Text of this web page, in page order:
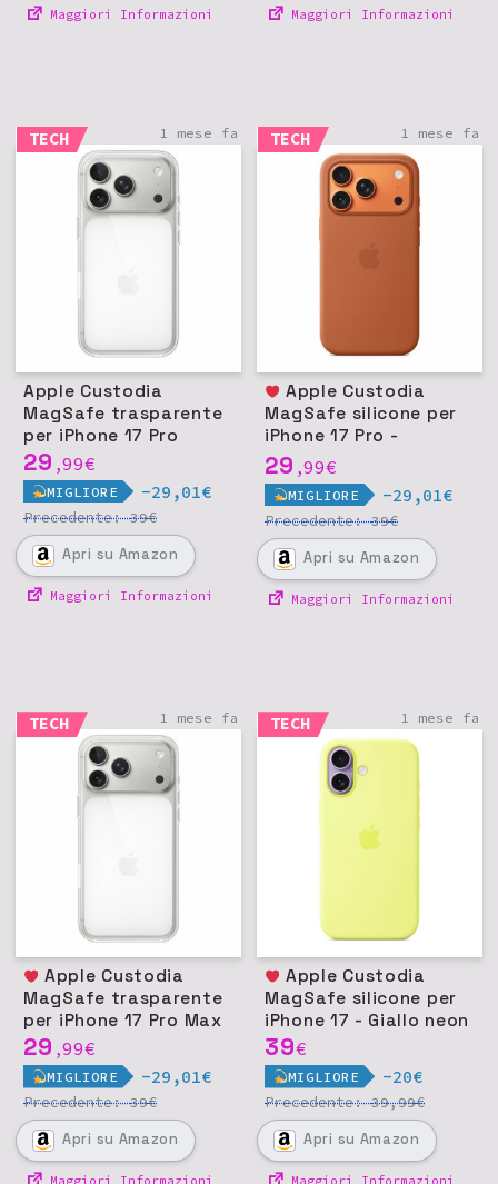
Maggiori Informazioni Maggiori Informazioni
TECH 1 mese fa
Apple Custodia
MagSafe trasparente
per iPhone 17 Pro
29 ,99€
MIGLIORE -29,01€
Precedente:39€
Apri su Amazon
Maggiori Informazioni
TECH 1 mese fa
Apple Custodia
MagSafe silicone per
iPhone 17 Pro -
Terracotta
29 ,99€
MIGLIORE -29,01€
Precedente:39€
Apri su Amazon
Maggiori Informazioni
TECH 1 mese fa
Apple Custodia
MagSafe trasparente
per iPhone 17 Pro Max
29 ,99€
MIGLIORE -29,01€
Precedente:39€
Apri su Amazon
Maggiori Informazioni
TECH 1 mese fa
Apple Custodia
MagSafe silicone per
iPhone 17 - Giallo neon
39€
MIGLIORE -20€
Precedente:39,99€
Apri su Amazon
Maggiori Informazioni